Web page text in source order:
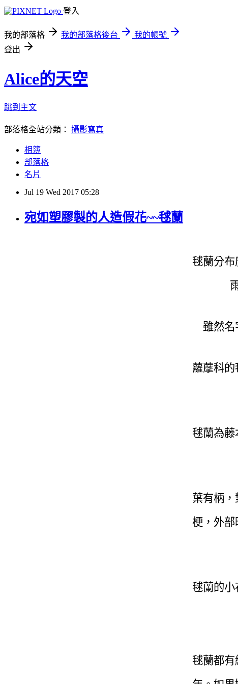
登入
我的部落格 我的部落格後台
我的帳號
登出
Alice的天空
跳到主文
部落格全站分類： 攝影寫真
相簿
部落格
名片
Jul 19 Wed 2017 05:28
宛如塑膠製的人造假花~~毬蘭
毬蘭分
雖然名
蘿藦科
毬蘭為
葉有柄
梗，外部
毬蘭的
毬蘭都